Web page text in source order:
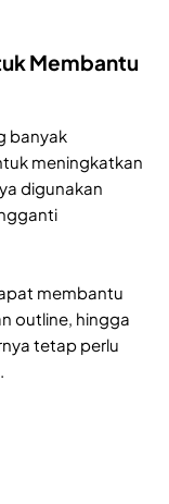
Membantu
banyak
meningkatkan
digunakan
membantu
outline, hingga
tetap perlu